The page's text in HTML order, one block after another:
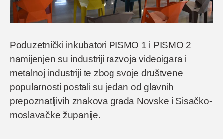
Poduzetnički inkubatori PISMO 1 i PISMO 2
namijenjen su industriji razvoja videoigara i
metalnoj industriji te zbog svoje društvene
popularnosti postali su jedan od glavnih
prepoznatljivih znakova grada Novske i Sisačko-
moslavačke županije.